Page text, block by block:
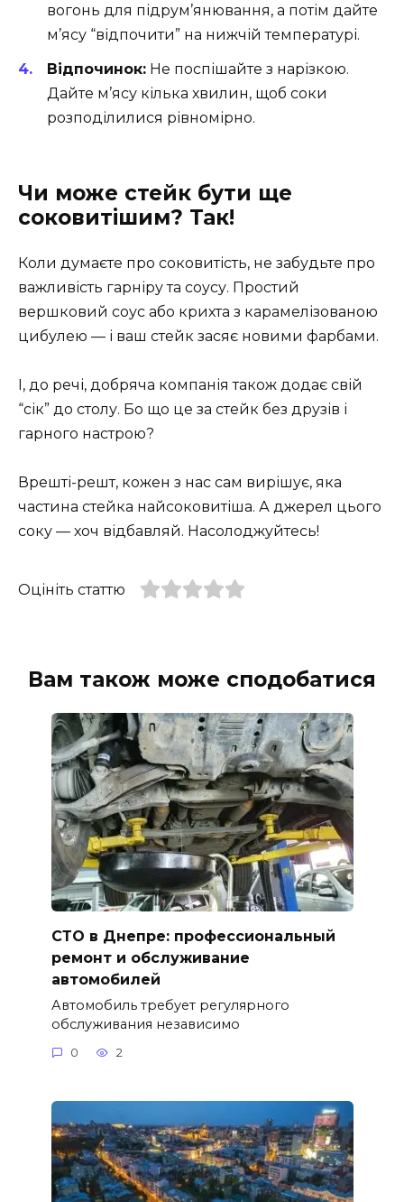
вогонь для підрум’янювання, а потім дайте
м’ясу “відпочити” на нижчій температурі.
Відпочинок: Не поспішайте з нарізкою.
Дайте м’ясу кілька хвилин, щоб соки
розподілилися рівномірно.
Чи може стейк бути ще
соковитішим? Так!
Коли думаєте про соковитість, не забудьте про
важливість гарніру та соусу. Простий
вершковий соус або крихта з карамелізованою
цибулею — і ваш стейк засяє новими фарбами.
І, до речі, добряча компанія також додає свій
“сік” до столу. Бо що це за стейк без друзів і
гарного настрою?
Врешті-решт, кожен з нас сам вирішує, яка
частина стейка найсоковитіша. А джерел цього
соку — хоч відбавляй. Насолоджуйтесь!
Оцініть статтю
Вам також може сподобатися
СТО в Днепре: профессиональный
ремонт и обслуживание
автомобилей
Автомобиль требует регулярного
обслуживания независимо
0 2